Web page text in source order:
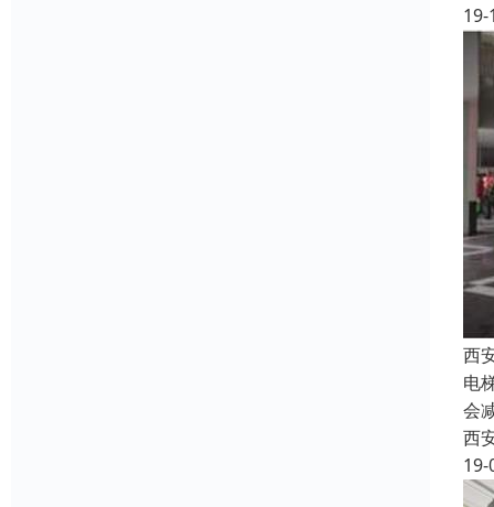
19-
西
电
会
西
19-